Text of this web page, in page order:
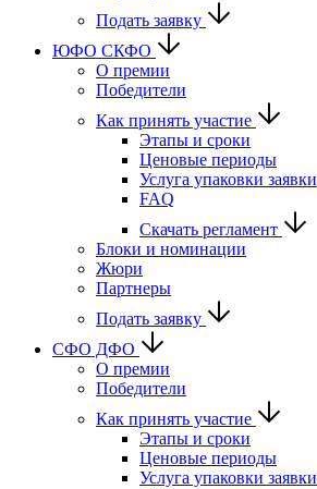
Подать заявку
ЮФО СКФО
О премии
Победители
Как принять участие
Этапы и сроки
Ценовые периоды
Услуга упаковки заявки
FAQ
Скачать регламент
Блоки и номинации
Жюри
Партнеры
Подать заявку
CФО ДФО
О премии
Победители
Как принять участие
Этапы и сроки
Ценовые периоды
Услуга упаковки заявки